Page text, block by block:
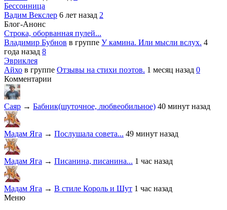
Бессонница
Вадим Векслер 6 лет назад 2
Блог-Анонс
Строка, оборванная пулей...
Владимир Бубнов в группе У камина. Или мысли вслух. 4
года назад 8
Эвриклея
Айхо в группе Отзывы на стихи поэтов. 1 месяц назад 0
Комментарии
Саяр → Бабник(шуточное, любвеобильное) 40 минут назад
Мадам Яга → Послушала совета... 49 минут назад
Мадам Яга → Писанина, писанина... 1 час назад
Мадам Яга → В стиле Король и Шут 1 час назад
Меню